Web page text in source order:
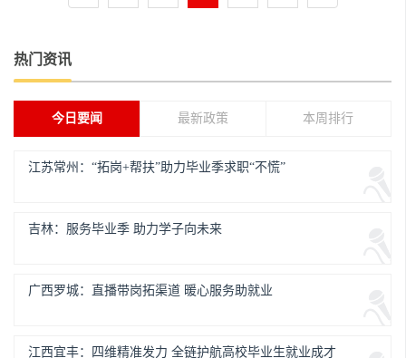
热门资讯
今日要闻 最新政策 本周排行
江苏常州：“拓岗+帮扶”助力毕业季求职“不慌”
吉林：服务毕业季 助力学子向未来
广西罗城：直播带岗拓渠道 暖心服务助就业
江西宜丰：四维精准发力 全链护航高校毕业生就业成才